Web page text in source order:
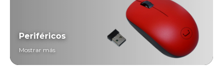
Periféricos
Mostrar más